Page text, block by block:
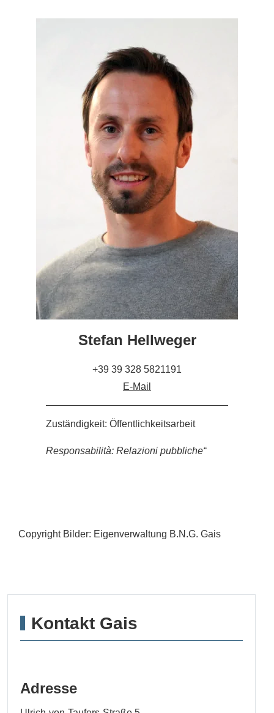
Kontakt Gais
Adresse
Stefan Hellweger
+39 39 328 5821191
E-Mail
Zuständigkeit: Öffentlichkeitsarbeit
Responsabilità: Relazioni pubbliche“
Copyright Bilder: Eigenverwaltung B.N.G. Gais